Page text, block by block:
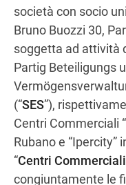
sabato
SABATO
domenica
DOMENICA
società con socio
Bruno Buozzi 30,
soggetta ad attività
Partig Beteiligungs
(“SES”),
Centri Commerciali
Rubano e “Ipercity”
“Centri Commerciali
congiuntamente le